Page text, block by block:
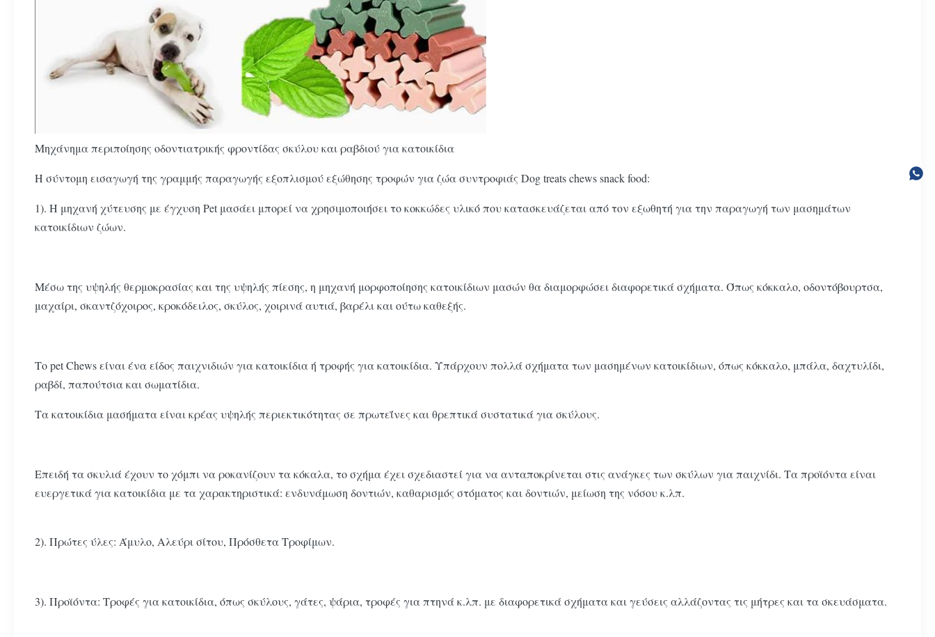
Μηχάνημα περιποίησης οδοντιατρικής φροντίδας σκύλου και ραβδιού για κατοικίδια
Η σύντομη εισαγωγή της γραμμής παραγωγής εξοπλισμού εξώθησης τροφών για ζώα συντροφιάς Dog treats chews snack food:
1). Η μηχανή χύτευσης με έγχυση Pet μασάει μπορεί να χρησιμοποιήσει το κοκκώδες υλικό που κατασκευάζεται από τον εξωθητή για την παραγωγή των μασημάτων
κατοικίδιων ζώων.
Μέσω της υψηλής θερμοκρασίας και της υψηλής πίεσης, η μηχανή μορφοποίησης κατοικίδιων μασών θα διαμορφώσει διαφορετικά σχήματα. Όπως κόκκαλο, οδοντόβουρτσα,
μαχαίρι, σκαντζόχοιρος, κροκόδειλος, σκύλος, χοιρινά αυτιά, βαρέλι και ούτω καθεξής.
Το pet Chews είναι ένα είδος παιχνιδιών για κατοικίδια ή τροφής για κατοικίδια. Υπάρχουν πολλά σχήματα των μασημένων κατοικίδιων, όπως κόκκαλο, μπάλα, δαχτυλίδι,
ραβδί, παπούτσια και σωματίδια.
Τα κατοικίδια μασήματα είναι κρέας υψηλής περιεκτικότητας σε πρωτεΐνες και θρεπτικά συστατικά για σκύλους.
Επειδή τα σκυλιά έχουν το χόμπι να ροκανίζουν τα κόκαλα, το σχήμα έχει σχεδιαστεί για να ανταποκρίνεται στις ανάγκες των σκύλων για παιχνίδι. Τα προϊόντα είναι
ευεργετικά για κατοικίδια με τα χαρακτηριστικά: ενδυνάμωση δοντιών, καθαρισμός στόματος και δοντιών, μείωση της νόσου κ.λπ.
2). Πρώτες ύλες: Άμυλο, Αλεύρι σίτου, Πρόσθετα Τροφίμων.
3). Προϊόντα: Τροφές για κατοικίδια, όπως σκύλους, γάτες, ψάρια, τροφές για πτηνά κ.λπ. με διαφορετικά σχήματα και γεύσεις αλλάζοντας τις μήτρες και τα σκευάσματα.